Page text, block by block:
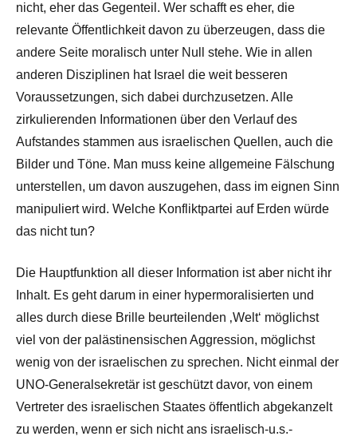
nicht, eher das Gegenteil. Wer schafft es eher, die
relevante Öffentlichkeit davon zu überzeugen, dass die
andere Seite moralisch unter Null stehe. Wie in allen
anderen Disziplinen hat Israel die weit besseren
Voraussetzungen, sich dabei durchzusetzen. Alle
zirkulierenden Informationen über den Verlauf des
Aufstandes stammen aus israelischen Quellen, auch die
Bilder und Töne. Man muss keine allgemeine Fälschung
unterstellen, um davon auszugehen, dass im eignen Sinn
manipuliert wird. Welche Konfliktpartei auf Erden würde
das nicht tun?
Die Hauptfunktion all dieser Information ist aber nicht ihr
Inhalt. Es geht darum in einer hypermoralisierten und
alles durch diese Brille beurteilenden ‚Welt‘ möglichst
viel von der palästinensischen Aggression, möglichst
wenig von der israelischen zu sprechen. Nicht einmal der
UNO-Generalsekretär ist geschützt davor, von einem
Vertreter des israelischen Staates öffentlich abgekanzelt
zu werden, wenn er sich nicht ans israelisch-u.s.-